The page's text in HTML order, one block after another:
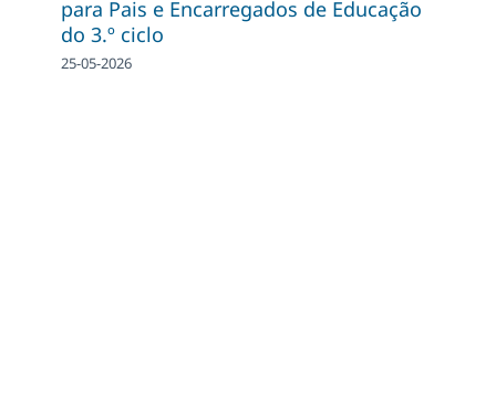
para Pais e Encarregados de Educação
do 3.º ciclo
25-05-2026